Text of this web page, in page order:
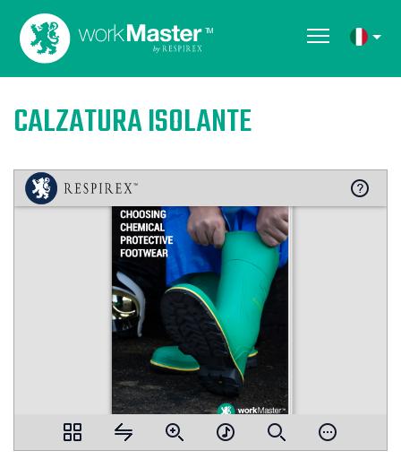
CALZATURA ISOLANTE